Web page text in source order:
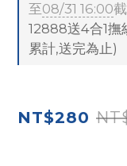
至08/31 16:00
12888送4合1撫
累計,送完為止)
NT$280